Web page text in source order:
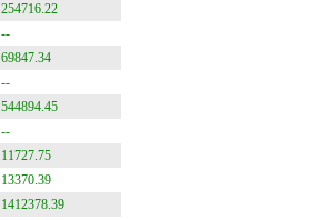
254716.22
--
69847.34
--
544894.45
--
11727.75
13370.39
1412378.39